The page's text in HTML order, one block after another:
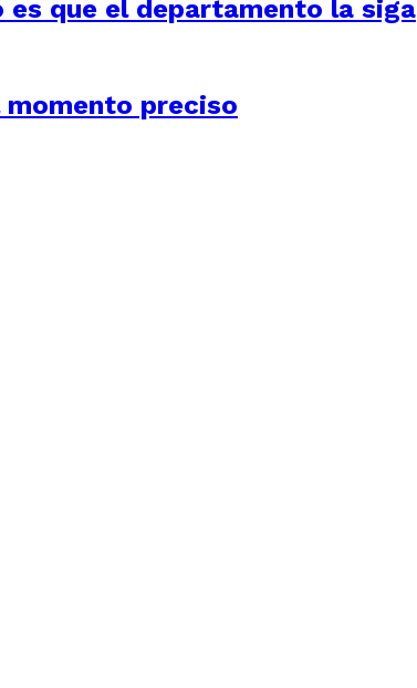
que el departamento la siga
momento preciso